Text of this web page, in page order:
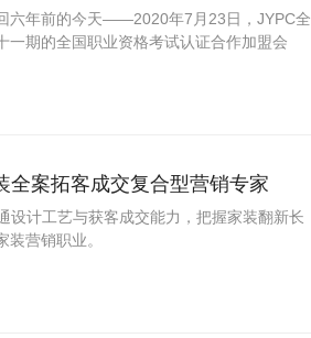
六年前的今天——2020年7月23日，JYPC全
一期的全国职业资格考试认证合作加盟会
全案拓客成交复合型营销专家
设计工艺与获客成交能力，把握家装翻新长
营销职业。